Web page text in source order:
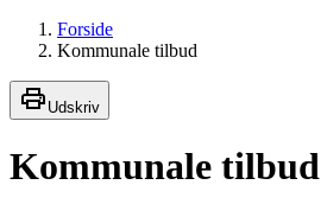
Forside
Kommunale tilbud
Udskriv
Kommunale tilbud